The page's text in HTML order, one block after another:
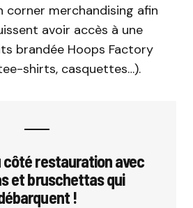
corner merchandising afin
avoir accès à une
brandée Hoops Factory
shirts, casquettes…).
côté restauration avec
et bruschettas qui
!